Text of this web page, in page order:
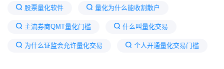
股票量化软件 量化为什么能收割散户
主流券商QMT量化门槛 什么叫量化交易
为什么证监会允许量化交易 个人开通量化交易门槛